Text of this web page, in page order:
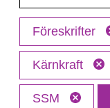
Föreskrifter
Kärnkraft
SSM